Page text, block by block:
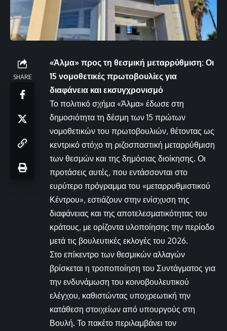
SHARE
«Άλμα» προς τη θεσμική μεταρρύθμιση: Οι
15 νομοθετικές πρωτοβουλίες για
διαφάνεια και εκσυγχρονισμό
Το πολιτικό σχήμα «Άλμα» έδωσε στη
δημοσιότητα τη δέσμη των 15 πρώτων
νομοθετικών του πρωτοβουλιών, θέτοντας ως
κεντρικό στόχο τη ριζοσπαστική μεταρρύθμιση
των θεσμών και της δημόσιας διοίκησης. Οι
προτάσεις αυτές, που εντάσσονται στο
ευρύτερο πρόγραμμα του «μεταρρυθμιστικού
Κέντρου», εστιάζουν στην ενίσχυση της
διαφάνειας και της αποτελεσματικότητας του
κράτους, με ορίζοντα υλοποίησης την περίοδο
μετά τις βουλευτικές εκλογές του 2026.
Στο επίκεντρο των θεσμικών αλλαγών
βρίσκεται η τροποποίηση του Συντάγματος για
την ενδυνάμωση του κοινοβουλευτικού
ελέγχου, καθιστώντας υποχρεωτική την
κατάθεση στοιχείων από υπουργούς στη
Βουλή. Το πακέτο περιλαμβάνει τον